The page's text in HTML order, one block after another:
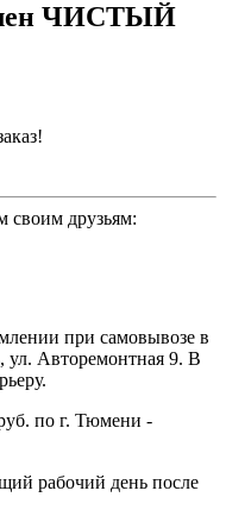
ЧИСТЫЙ
своим друзьям:
при самовывозе в
ул. Авторемонтная 9. В
по г. Тюмени -
рабочий день после